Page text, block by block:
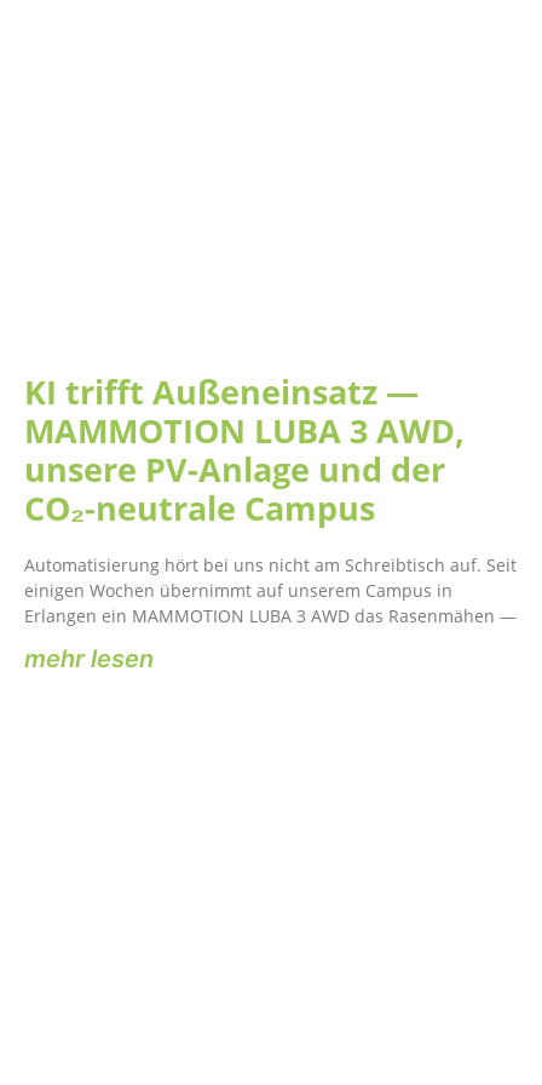
KI trifft Außeneinsatz —
MAMMOTION LUBA 3 AWD,
unsere PV-Anlage und der
CO₂-neutrale Campus
Automatisierung hört bei uns nicht am Schreibtisch auf. Seit
einigen Wochen übernimmt auf unserem Campus in
Erlangen ein MAMMOTION LUBA 3 AWD das Rasenmähen —
mehr lesen